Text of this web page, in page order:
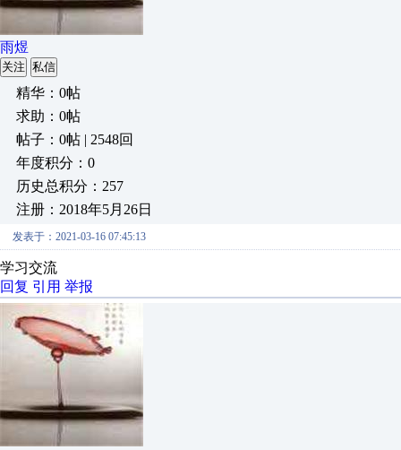
雨煜
关注 私信
精华：0帖
求助：0帖
帖子：0帖 | 2548回
年度积分：0
历史总积分：257
注册：2018年5月26日
发表于：2021-03-16 07:45:13
学习交流
回复 引用 举报